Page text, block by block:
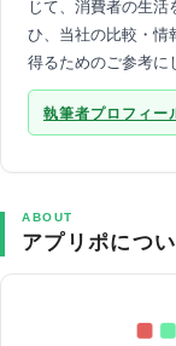
じて、消費者の生
ひ、当社の比較・情
得るためのご参考に
執筆者プロフィー
ABOUT
アプリポにつ